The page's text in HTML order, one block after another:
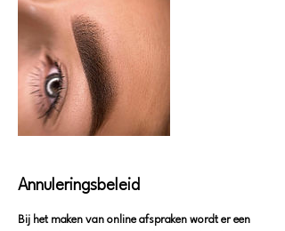
Annuleringsbeleid
Bij het maken van online afspraken wordt er een